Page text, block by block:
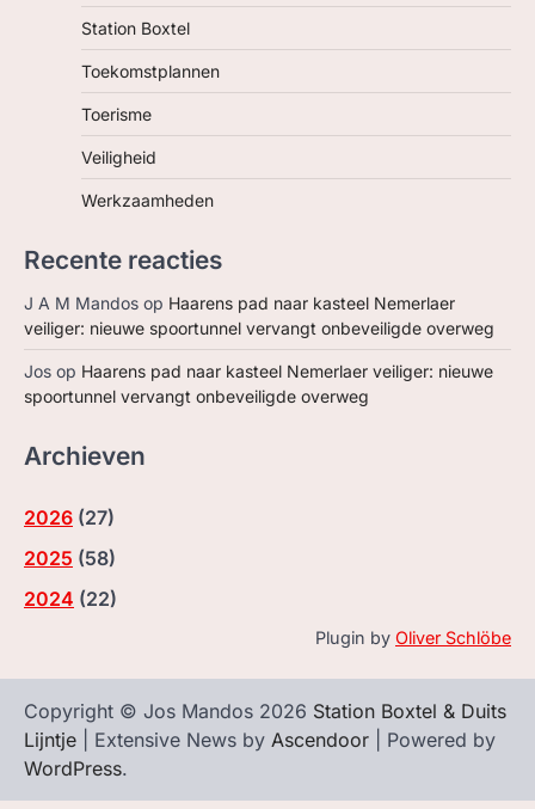
Station Boxtel
Toekomstplannen
Toerisme
Veiligheid
Werkzaamheden
Recente reacties
J A M Mandos op Haarens pad naar kasteel Nemerlaer
veiliger: nieuwe spoortunnel vervangt onbeveiligde overweg
Jos op Haarens pad naar kasteel Nemerlaer veiliger: nieuwe
spoortunnel vervangt onbeveiligde overweg
Archieven
2026 (27)
2025 (58)
2024 (22)
Plugin by Oliver Schlöbe
Copyright © Jos Mandos 2026 Station Boxtel & Duits
Lijntje | Extensive News by Ascendoor | Powered by
WordPress.